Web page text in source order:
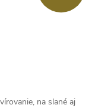
na slané aj